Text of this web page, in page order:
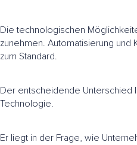
Die technologischen
zunehmen. Automatisierung
zum Standard.
Der entscheidende Unterschied
Technologie.
Er liegt in der Frage, wie